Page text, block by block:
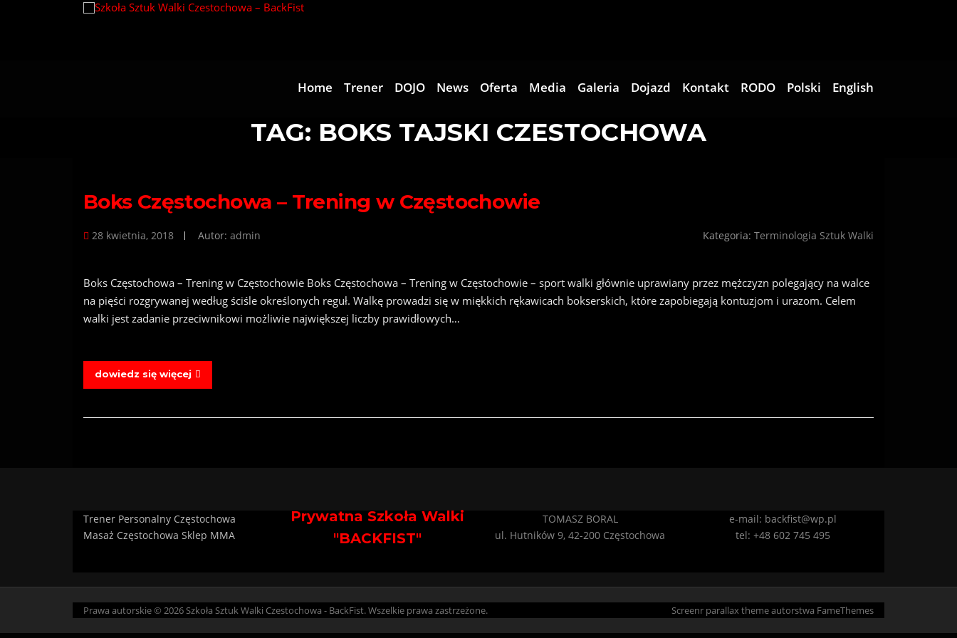
Home Trener DOJO News Oferta Media Galeria Dojazd Kontakt RODO Polski English
TAG: BOKS TAJSKI CZESTOCHOWA
Boks Częstochowa – Trening w Częstochowie
28 kwietnia, 2018 Autor: admin Kategoria: Terminologia Sztuk Walki
Boks Częstochowa – Trening w Częstochowie Boks Częstochowa – Trening w Częstochowie – sport walki głównie uprawiany przez mężczyzn polegający na walce
na pięści rozgrywanej według ściśle określonych reguł. Walkę prowadzi się w miękkich rękawicach bokserskich, które zapobiegają kontuzjom i urazom. Celem
walki jest zadanie przeciwnikowi możliwie największej liczby prawidłowych…
dowiedz się więcej
Trener Personalny Częstochowa
Masaż Częstochowa Sklep MMA
Prywatna Szkoła Walki
"BACKFIST"
TOMASZ BORAL
ul. Hutników 9, 42-200 Częstochowa
e-mail: backfist@wp.pl
tel: +48 602 745 495
Prawa autorskie © 2026 Szkoła Sztuk Walki Czestochowa - BackFist. Wszelkie prawa zastrzeżone. Screenr parallax themeautorstwa FameThemes